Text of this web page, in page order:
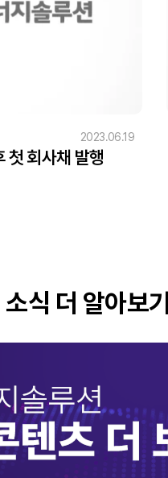
2023.06.19
첫 회사채 발행
식 더 알아보기